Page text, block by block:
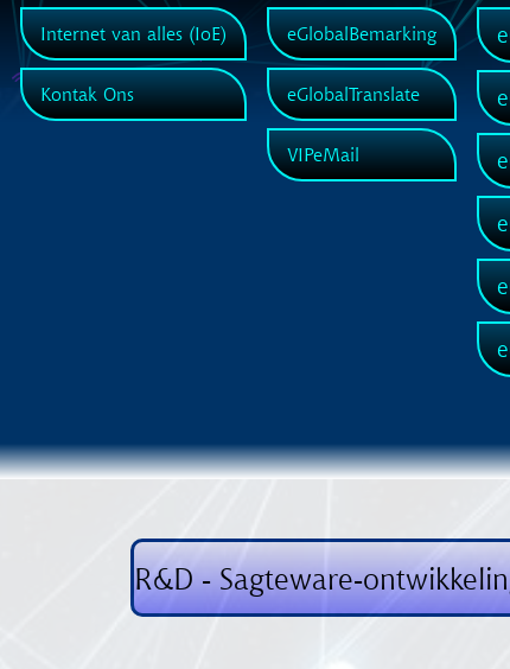
Internet van alles (IoE)
Kontak Ons
eGlobalBemarking
eGlobalTranslate
VIPeMail
R&D - Sagteware-